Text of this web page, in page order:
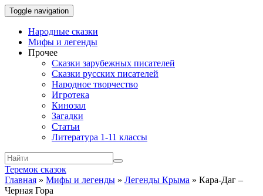
Toggle navigation
Народные сказки
Мифы и легенды
Прочее
Сказки зарубежных писателей
Сказки русских писателей
Народное творчество
Игротека
Кинозал
Загадки
Статьи
Литература 1-11 классы
Теремок сказок
Главная » Мифы и легенды » Легенды Крыма » Кара-Даг –
Черная Гора